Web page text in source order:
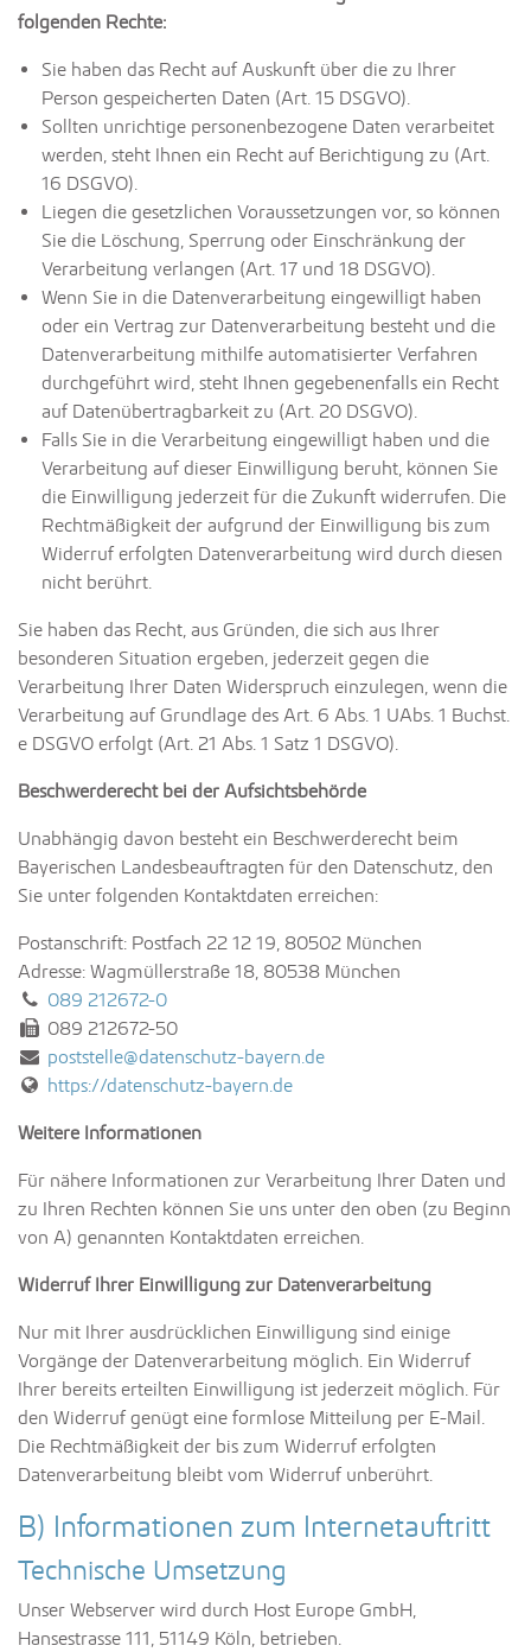
folgenden Rechte:
Sie haben das Recht auf Auskunft über die zu Ihrer
Person gespeicherten Daten (Art. 15 DSGVO).
Sollten unrichtige personenbezogene Daten verarbeitet
werden, steht Ihnen ein Recht auf Berichtigung zu (Art.
16 DSGVO).
Liegen die gesetzlichen Voraussetzungen vor, so können
Sie die Löschung, Sperrung oder Einschränkung der
Verarbeitung verlangen (Art. 17 und 18 DSGVO).
Wenn Sie in die Datenverarbeitung eingewilligt haben
oder ein Vertrag zur Datenverarbeitung besteht und die
Datenverarbeitung mithilfe automatisierter Verfahren
durchgeführt wird, steht Ihnen gegebenenfalls ein Recht
auf Datenübertragbarkeit zu (Art. 20 DSGVO).
Falls Sie in die Verarbeitung eingewilligt haben und die
Verarbeitung auf dieser Einwilligung beruht, können Sie
die Einwilligung jederzeit für die Zukunft widerrufen. Die
Rechtmäßigkeit der aufgrund der Einwilligung bis zum
Widerruf erfolgten Datenverarbeitung wird durch diesen
nicht berührt.
Sie haben das Recht, aus Gründen, die sich aus Ihrer
besonderen Situation ergeben, jederzeit gegen die
Verarbeitung Ihrer Daten Widerspruch einzulegen, wenn die
Verarbeitung auf Grundlage des Art. 6 Abs. 1 UAbs. 1 Buchst.
e DSGVO erfolgt (Art. 21 Abs. 1 Satz 1 DSGVO).
Beschwerderecht bei der Aufsichtsbehörde
Unabhängig davon besteht ein Beschwerderecht beim
Bayerischen Landesbeauftragten für den Datenschutz, den
Sie unter folgenden Kontaktdaten erreichen:
Postanschrift: Postfach 22 12 19, 80502 München
Adresse: Wagmüllerstraße 18, 80538 München
Tel.: 089 212672-0
Fax: 089 212672-50
E-Mail:poststelle@datenschutz-bayern.de
Internetadresse:
https://datenschutz-bayern.de
Weitere Informationen
Für nähere Informationen zur Verarbeitung Ihrer Daten und
zu Ihren Rechten können Sie uns unter den oben (zu Beginn
von A) genannten Kontaktdaten erreichen.
Widerruf Ihrer Einwilligung zur Datenverarbeitung
Nur mit Ihrer ausdrücklichen Einwilligung sind einige
Vorgänge der Datenverarbeitung möglich. Ein Widerruf
Ihrer bereits erteilten Einwilligung ist jederzeit möglich. Für
den Widerruf genügt eine formlose Mitteilung per E-Mail.
Die Rechtmäßigkeit der bis zum Widerruf erfolgten
Datenverarbeitung bleibt vom Widerruf unberührt.
B) Informationen zum Internetauftritt
Technische Umsetzung
Unser Webserver wird durch Host Europe GmbH,
Hansestrasse 111, 51149 Köln, betrieben.